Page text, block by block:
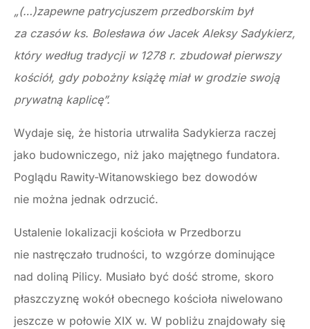
„(…)zapewne patrycjuszem przedborskim był
za czasów ks. Bolesława ów Jacek Aleksy Sadykierz,
który według tradycji w 1278 r. zbudował pierwszy
kościół, gdy pobożny książę miał w grodzie swoją
prywatną kaplicę”.
Wydaje się, że historia utrwaliła Sadykierza raczej
jako budowniczego, niż jako majętnego fundatora.
Poglądu Rawity-Witanowskiego bez dowodów
nie można jednak odrzucić.
Ustalenie lokalizacji kościoła w Przedborzu
nie nastręczało trudności, to wzgórze dominujące
nad doliną Pilicy. Musiało być dość strome, skoro
płaszczyznę wokół obecnego kościoła niwelowano
jeszcze w połowie XIX w. W pobliżu znajdowały się